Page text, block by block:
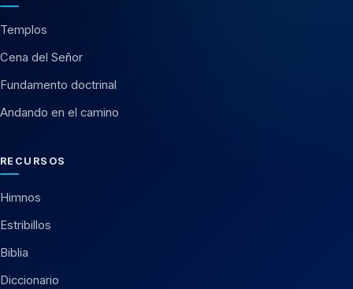
Templos
Cena del Señor
Fundamento doctrinal
Andando en el camino
RECURSOS
Himnos
Estribillos
Biblia
Diccionario